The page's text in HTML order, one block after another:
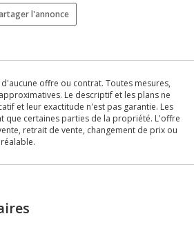
l'annonce
offre ou contrat. Toutes mesures,
Le descriptif et les plans ne
et leur exactitude n'est pas garantie. Les
que certaines parties de la propriété. L'offre
retrait de vente, changement de prix ou